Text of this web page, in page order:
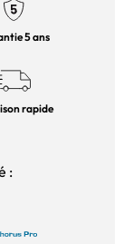
5 ans
rapide
: